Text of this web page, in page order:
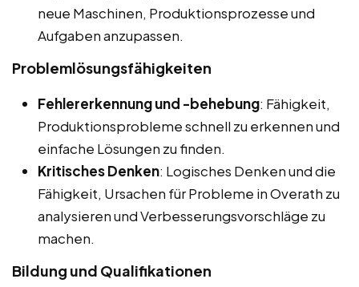
neue Maschinen, Produktionsprozesse und
Aufgaben anzupassen.
Problemlösungsfähigkeiten
Fehlererkennung und -behebung: Fähigkeit,
Produktionsprobleme schnell zu erkennen und
einfache Lösungen zu finden.
Kritisches Denken: Logisches Denken und die
Fähigkeit, Ursachen für Probleme in Overath zu
analysieren und Verbesserungsvorschläge zu
machen.
Bildung und Qualifikationen